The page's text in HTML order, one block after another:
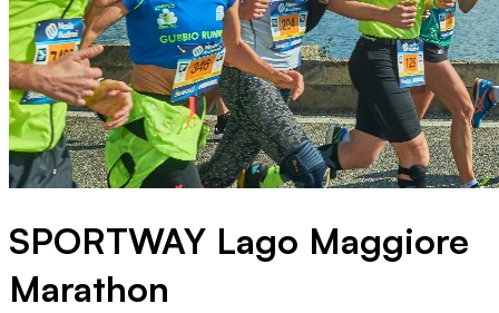
SPORTWAY Lago Maggiore
Marathon